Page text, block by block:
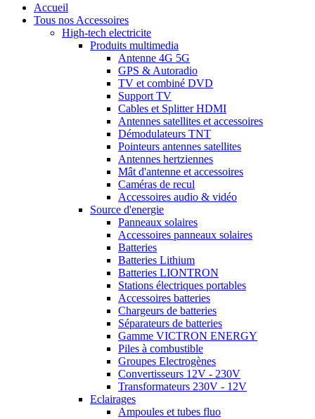
Accueil
Tous nos Accessoires
High-tech electricite
Produits multimedia
Antenne 4G 5G
GPS & Autoradio
TV et combiné DVD
Support TV
Cables et Splitter HDMI
Antennes satellites et accessoires
Démodulateurs TNT
Pointeurs antennes satellites
Antennes hertziennes
Mât d'antenne et accessoires
Caméras de recul
Accessoires audio & vidéo
Source d'energie
Panneaux solaires
Accessoires panneaux solaires
Batteries
Batteries Lithium
Batteries LIONTRON
Stations électriques portables
Accessoires batteries
Chargeurs de batteries
Séparateurs de batteries
Gamme VICTRON ENERGY
Piles à combustible
Groupes Electrogènes
Convertisseurs 12V - 230V
Transformateurs 230V - 12V
Eclairages
Ampoules et tubes fluo